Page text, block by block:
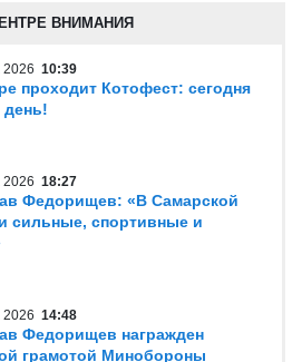
ВНИМАНИЯ
2026 10:39
проходит Котофест: сегодня
день!
2026 18:27
Федорищев: «В Самарской
сильные, спортивные и
2026 14:48
Федорищев награжден
грамотой Минобороны